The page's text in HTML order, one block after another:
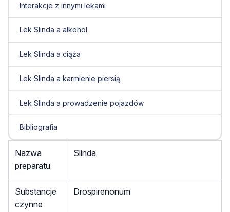
Interakcje z innymi lekami
Lek Slinda a alkohol
Lek Slinda a ciąża
Lek Slinda a karmienie piersią
Lek Slinda a prowadzenie pojazdów
Bibliografia
Nazwa
preparatu
Slinda
Substancje
czynne
Drospirenonum